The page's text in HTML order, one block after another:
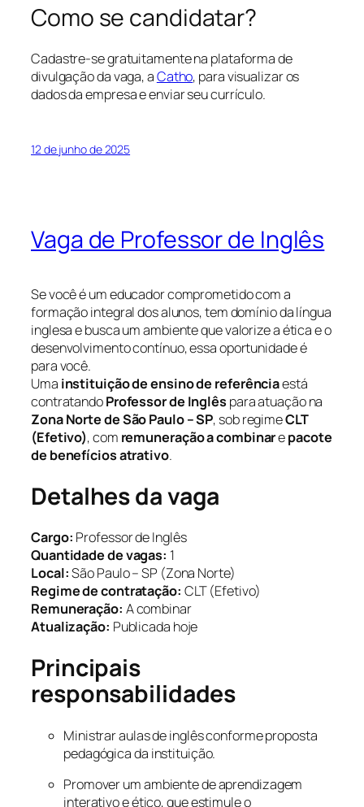
Como se candidatar?
Cadastre-se gratuitamente na plataforma de
divulgação da vaga, aCatho, para visualizar os
dados da empresa e enviar seu currículo.
12 de junho de 2025
Vaga de Professor de Inglês
Se você é um educador comprometido com a
formação integral dos alunos, tem domínio da língua
inglesa e busca um ambiente que valorize a ética e o
desenvolvimento contínuo, essa oportunidade é
para você.
Uma instituição de ensino de referênciaestá
contratandoProfessor de Inglês para atuação na
Zona Norte de São Paulo – SP, sob regimeCLT
(Efetivo), com remuneração a combinarepacote
de benefícios atrativo.
Detalhes da vaga
Cargo: Professor de Inglês
Quantidade de vagas: 1
Local:São Paulo – SP (Zona Norte)
Regime de contratação: CLT (Efetivo)
Remuneração: A combinar
Atualização: Publicada hoje
Principais
responsabilidades
Ministrar aulas de inglês conforme proposta
pedagógica da instituição.
Promover um ambiente de aprendizagem
interativo e ético, que estimule o